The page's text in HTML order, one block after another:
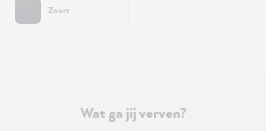
Zwart
Wat ga jij verven?